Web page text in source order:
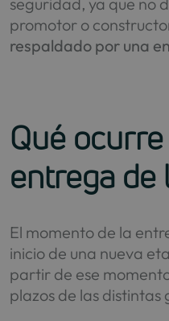
promotor o
respaldado por una
Qué
entrega de
El momento de la
inicio de una nueva
partir de ese
plazos de las distintas